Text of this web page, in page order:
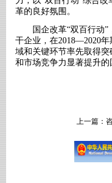
革的良好氛围。
国企改革“双百行动
干企业，在2018—2020年
域和关键环节率先取得
和市场竞争力显著提升
上一篇：